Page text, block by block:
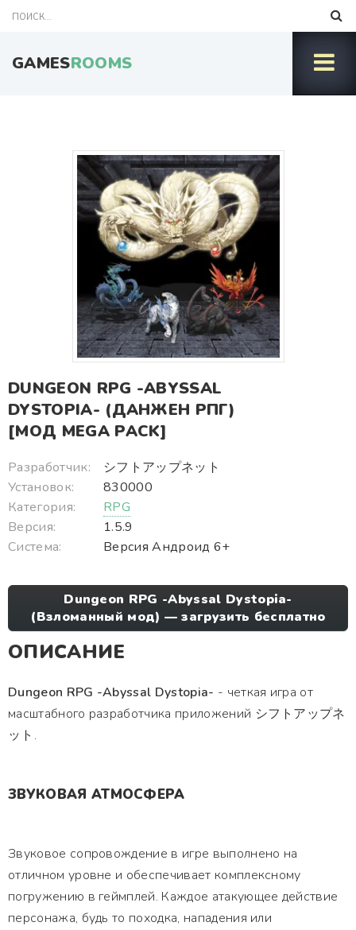
GAMESROOMS
DUNGEON RPG -ABYSSAL
DYSTOPIA- (ДАНЖЕН РПГ)
[МОД MEGA PACK]
Разработчик:
シフトアップネット
Установок:
830000
Категория:
RPG
Версия:
1.5.9
Система:
Версия Андроид 6+
Dungeon RPG -Abyssal Dystopia-
(Взломанный мод) — загрузить бесплатно
ОПИСАНИЕ
Dungeon RPG -Abyssal Dystopia- - четкая игра от
масштабного разработчика приложений シフトアップネ
ット.
ЗВУКОВАЯ АТМОСФЕРА
Звуковое сопровождение в игре выполнено на
отличном уровне и обеспечивает комплексному
погружению в геймплей. Каждое атакующее действие
персонажа, будь то походка, нападения или